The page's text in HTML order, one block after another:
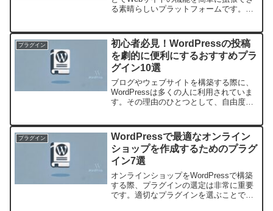
る素晴らしいプラットフォームです。し
事では、WordPressプラグインのインス
トール...
プラグイン
初心者必見！WordPressの投稿
を劇的に便利にするおすすめプラ
グイン10選
ブログやウェブサイトを構築する際に、
WordPressは多くの人に利用されていま
す。その理由のひとつとして、自由度の
に追加できる点は、多くのユーザーにと
って魅力です。し...
プラグイン
WordPressで最適なオンライン
ショップを作成するためのプラグ
イン7選
オンラインショップをWordPressで構築
する際、プラグインの選定は非常に重要
です。適切なプラグインを選ぶことで、